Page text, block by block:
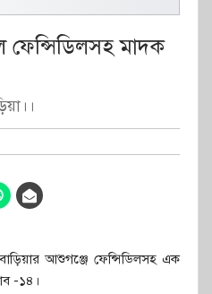
মাদক
আশুগঞ্জে ফেন্সিডিলসহ এক
-১৪।